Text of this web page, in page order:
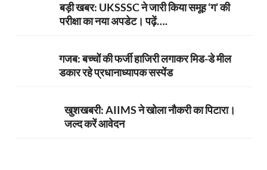
बड़ी खबर: UKSSSC ने जारी किया समूह ‘ग’ की
परीक्षा का नया अपडेट। पढ़ें….
गजब: बच्चों की फर्जी हाजिरी लगाकर मिड-डे मील
डकार रहे प्रधानाध्यापक सस्पेंड
खुशखबरी: AIIMS ने खोला नौकरी का पिटारा।
जल्द करें आवेदन